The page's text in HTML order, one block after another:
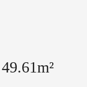
49.61m²